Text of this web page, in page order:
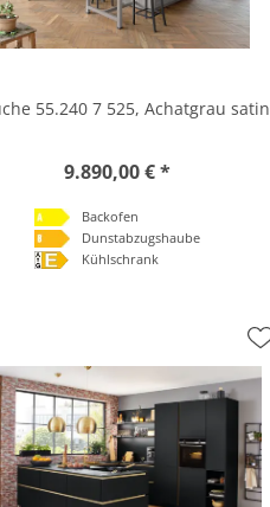
55.240 7 525, Achatgrau satin
9.890,00 € *
Backofen
Dunstabzugshaube
Kühlschrank